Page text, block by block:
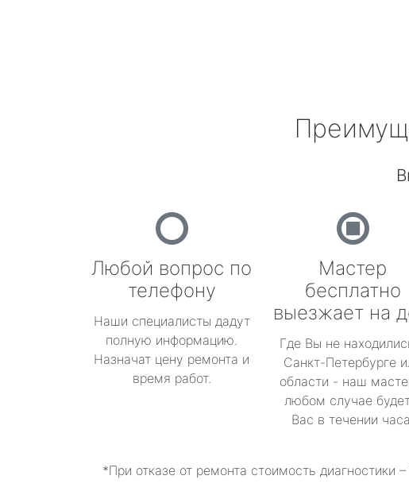
Любой вопрос по
телефону
Наши специалисты дадут
полную информацию.
Назначат цену ремонта и
время работ.
Мастер
бесплатно
выезжает на
Где Вы не
Санкт-Петербурге
области - наш
любом случае
Вас в течении
*При отказе от ремонта стоимость диагностики